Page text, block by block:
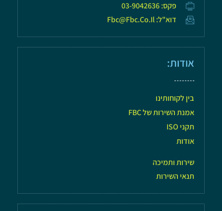
פקס: 03-9042636
דוא"ל: Fbc@fbc.co.il
אודות:
בין לקוחותינו
אמנת השירות של FBC
תקני ISO
אודות
שירות ותמיכה
תנאי השירות